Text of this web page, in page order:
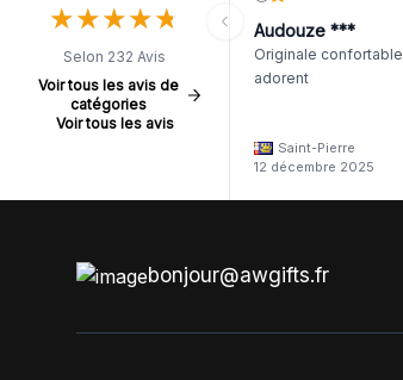
★★★★★
★★★★★
Selon 232 Avis
Voir tous les avis de
catégories
Voir tous les avis
Audouze ***
Originale
adorent
Saint-Pierre
12 décembre 2025
bonjour@awgifts.fr